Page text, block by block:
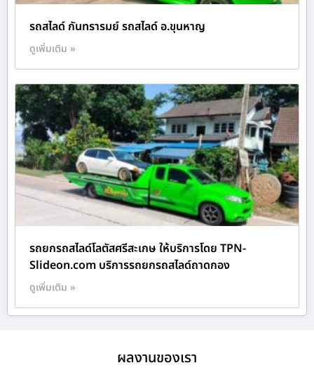
รถสไลด์ กันทรารมย์ รถสไลด์ อ.ขุนหาญ
ดูเพิ่มเติม »
รถยกรถสไลด์โลตัสศรีสะเกษ ให้บริการโดย TPN-
Slideon.com บริการรถยกรถสไลด์ถาดกอง
ดูเพิ่มเติม »
ผลงานของเรา